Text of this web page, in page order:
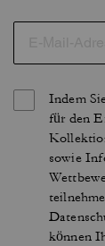
Indem
für den
sowie
können